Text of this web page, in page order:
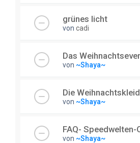
grünes licht
von cadi
Das
von ~Shaya~
Die
von ~Shaya~
FAQ- Speedwelten-
von ~Shaya~